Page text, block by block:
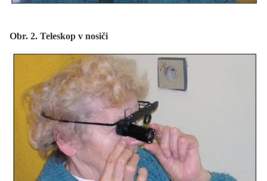
Obr. 2. Teleskop v nosiči